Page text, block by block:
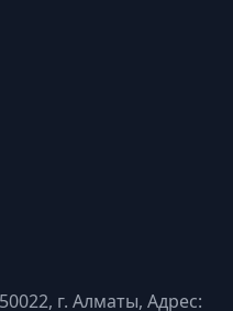
г. Алматы, Адрес: